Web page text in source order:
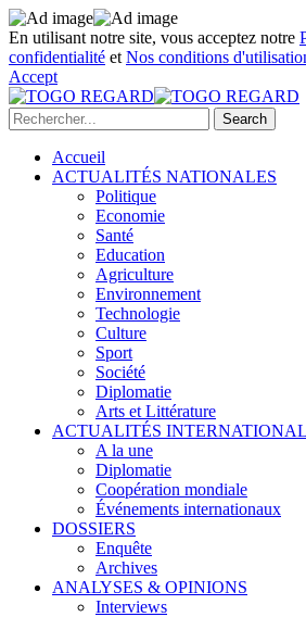
En utilisant notre site, vous acceptez notre
confidentialité et Nos conditions
Accept
Accueil
ACTUALITÉS NATIONALES
Politique
Economie
Santé
Education
Agriculture
Environnement
Technologie
Culture
Sport
Société
Diplomatie
Arts et Littérature
ACTUALITÉS
A la une
Diplomatie
Coopération mondiale
Événements internationaux
DOSSIERS
Enquête
Archives
ANALYSES & OPINIONS
Interviews